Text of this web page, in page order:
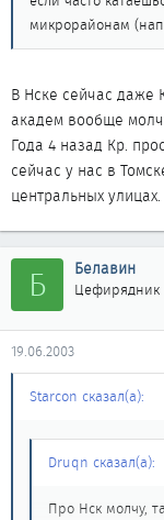
микрорайонам
В Нске сейчас даже
академ вообще
Года 4 назад Кр.
сейчас у нас в
центральных улицах.
Б Белавин
Цефирядник
19.06.2003
Starcon сказал(а):
Druqn сказал(а):
Про Нск молчу,